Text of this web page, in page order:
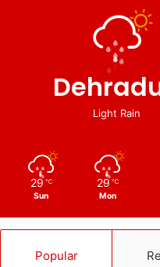
Light Rain
29 ℃
Sun
29 ℃
Mon
Popular